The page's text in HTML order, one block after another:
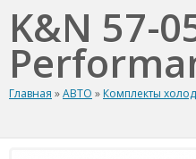
K&N 57-
Главная »АВТО » Комплекты